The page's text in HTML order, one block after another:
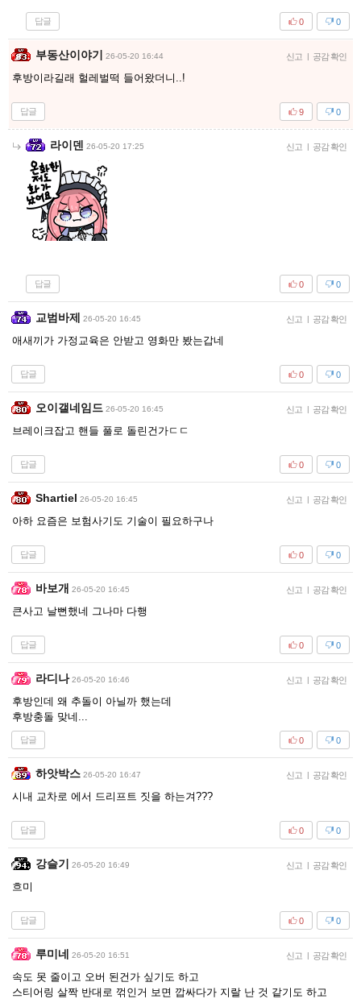
답글 0
0
부동산이야기 26-05-20 16:44 신고 | 공감 확인
후방이라길래 헐레벌떡 들어왔더니..!
답글 0
9
라이덴 26-05-20 17:25 신고 | 공감 확인
답글 0
0
교범바제 26-05-20 16:45 신고 | 공감 확인
애새끼가 가정교육은 안받고 영화만 봤는갑네
답글 0
0
오이갤네임드 26-05-20 16:45 신고 | 공감 확인
브레이크잡고 핸들 풀로 돌린건가ㄷㄷ
답글 0
0
Shartiel 26-05-20 16:45 신고 | 공감 확인
아하 요즘은 보험사기도 기술이 필요하구나
답글 0
0
바보개 26-05-20 16:45 신고 | 공감 확인
큰사고 날뻔했네 그나마 다행
답글 0
0
라디나 26-05-20 16:46 신고 | 공감 확인
후방인데 왜 추돌이 아닐까 했는데
후방충돌 맞네...
답글 0
0
하앗박스 26-05-20 16:47 신고 | 공감 확인
시내 교차로 에서 드리프트 짓을 하는겨???
답글 0
0
강슬기 26-05-20 16:49 신고 | 공감 확인
흐미
답글 0
0
루미네 26-05-20 16:51 신고 | 공감 확인
속도 못 줄이고 오버 된건가 싶기도 하고
스티어링 살짝 반대로 꺾인거 보면 깝싸다가 지랄 난 것 같기도 하고